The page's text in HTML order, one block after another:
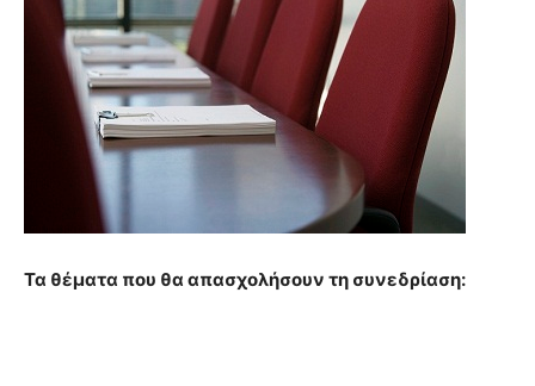
Τα θέματα που θα απασχολήσουν τη συνεδρίαση: